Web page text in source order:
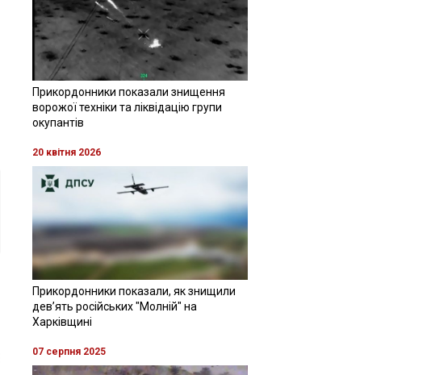
Прикордонники показали знищення
ворожої техніки та ліквідацію групи
окупантів
20 квітня 2026
Прикордонники показали, як знищили
девʼять російських "Молній" на
Харківщині
07 серпня 2025